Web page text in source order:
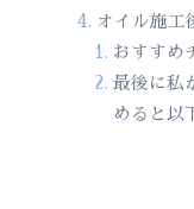
オイル施工
おすすめ
最後に私
めると以